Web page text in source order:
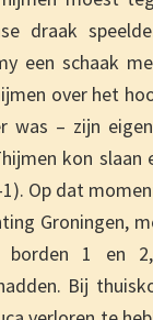
draak
een schaak
over het
was – zijn
kon slaan
Op dat
Groningen,
borden 1 en
Bij